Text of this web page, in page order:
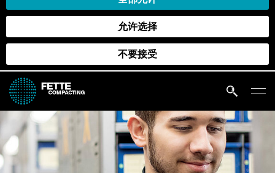
意，并在未来生效。详细信息可以在我们的隐私政策.中
允许选择
不要接受